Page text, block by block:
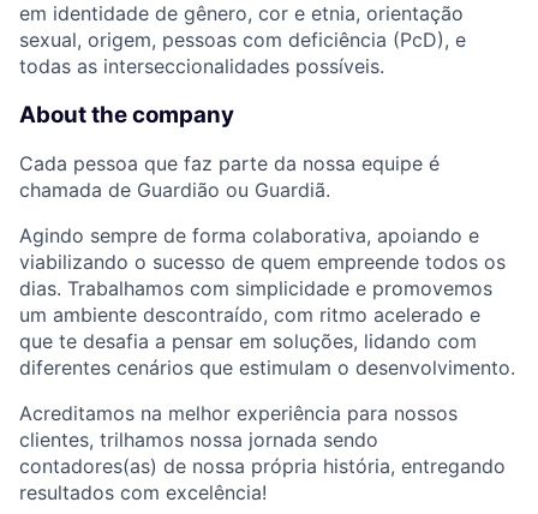
em identidade de gênero, cor e etnia, orientação
sexual, origem, pessoas com deficiência (PcD), e
todas as interseccionalidades possíveis.
About the company
Cada pessoa que faz parte da nossa equipe é
chamada de Guardião ou Guardiã.
Agindo sempre de forma colaborativa, apoiando e
viabilizando o sucesso de quem empreende todos os
dias. Trabalhamos com simplicidade e promovemos
um ambiente descontraído, com ritmo acelerado e
que te desafia a pensar em soluções, lidando com
diferentes cenários que estimulam o desenvolvimento.
Acreditamos na melhor experiência para nossos
clientes, trilhamos nossa jornada sendo
contadores(as) de nossa própria história, entregando
resultados com excelência!